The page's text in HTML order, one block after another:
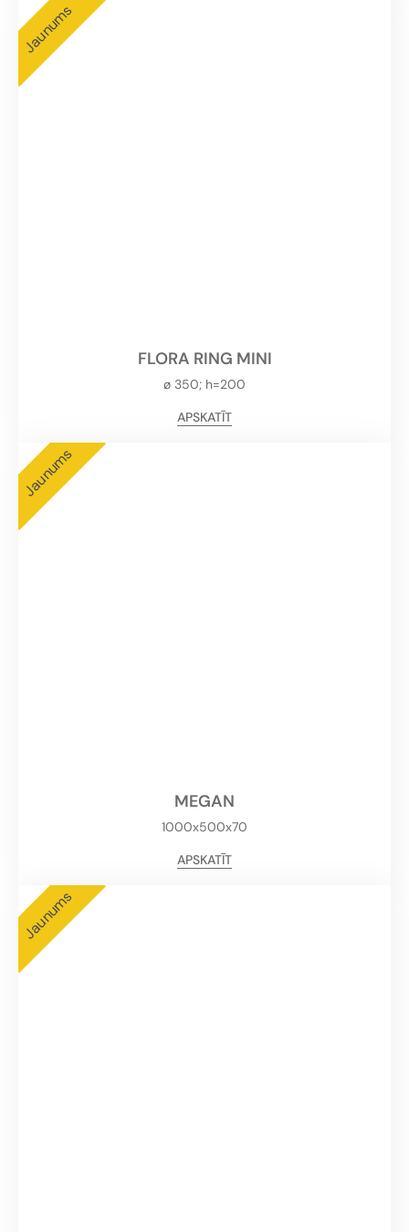
Jaunums
FLORA RING MINI
ø 350; h=200
APSKATĪT
Jaunums
MEGAN
1000x500x70
APSKATĪT
Jaunums